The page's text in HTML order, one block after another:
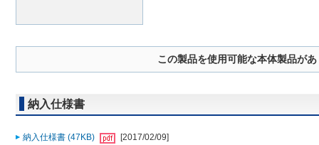
この製品を使用可能な本体製品が
納入仕様書
納入仕様書 (47KB) [2017/02/09]